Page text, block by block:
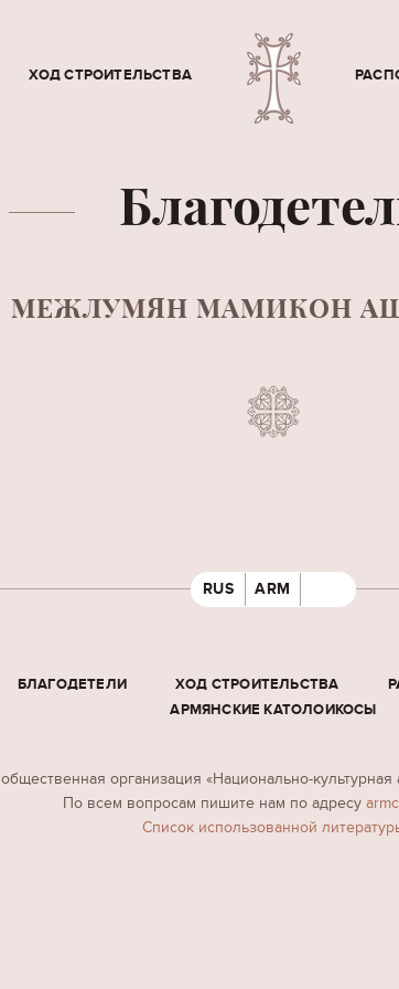
ХОД СТРОИТЕЛЬСТВА
МЕЖЛУМЯН МАМИКОН
RUS ARM
БЛАГОДЕТЕЛИ ХОД СТРОИТЕЛЬСТВА
АРМЯНСКИЕ КАТОЛОИКОСЫ
организация «Национально-
По всем вопросам пишите нам по адресу
Cписок использованной